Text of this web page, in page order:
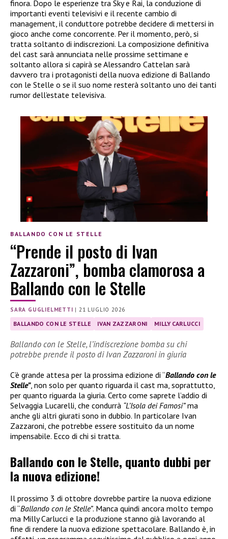
finora. Dopo le esperienze tra Sky e Rai, la conduzione di
importanti eventi televisivi e il recente cambio di
management, il conduttore potrebbe decidere di mettersi in
gioco anche come concorrente. Per il momento, però, si
tratta soltanto di indiscrezioni. La composizione definitiva
del cast sarà annunciata nelle prossime settimane e
soltanto allora si capirà se Alessandro Cattelan sarà
davvero tra i protagonisti della nuova edizione di Ballando
con le Stelle o se il suo nome resterà soltanto uno dei tanti
rumor dell’estate televisiva.
BALLANDO CON LE STELLE
“Prende il posto di Ivan
Zazzaroni”, bomba clamorosa a
Ballando con le Stelle
SARA GUGLIELMETTI |21 LUGLIO 2026
BALLANDO CON LE STELLE IVAN ZAZZARONI MILLY CARLUCCI
Ballando con le Stelle, l’indiscrezione bomba su chi
potrebbe prende il posto di Ivan Zazzaroni in giuria
C’è grande attesa per la prossima edizione di “Ballando con le
Stelle”, non solo per quanto riguarda il cast ma, soprattutto,
per quanto riguarda la giuria. Certo come saprete l’addio di
Selvaggia Lucarelli, che condurrà “L’Isola dei Famosi”ma
anche gli altri giurati sono in dubbio. In particolare Ivan
Zazzaroni, che potrebbe essere sostituito da un nome
impensabile. Ecco di chi si tratta.
Ballando con le Stelle, quanto dubbi per
la nuova edizione!
Il prossimo 3 di ottobre dovrebbe partire la nuova edizione
di “Ballando con le Stelle”. Manca quindi ancora molto tempo
ma Milly Carlucci e la produzione stanno già lavorando al
fine di rendere la nuova edizione spettacolare. Ballando è, in